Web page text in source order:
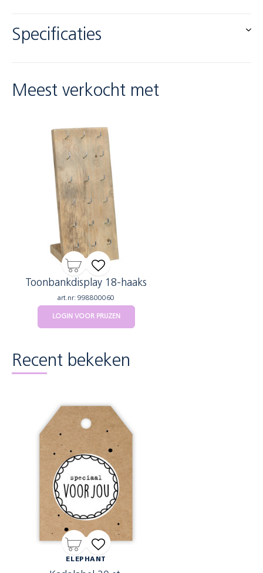
Specificaties
Meest verkocht met
Toonbankdisplay 18-haaks
art.nr: 998800060
LOGIN VOOR PRIJZEN
Recent bekeken
ELEPHANT